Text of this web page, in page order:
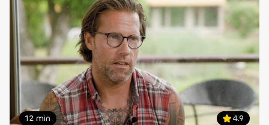
12 min 4.9